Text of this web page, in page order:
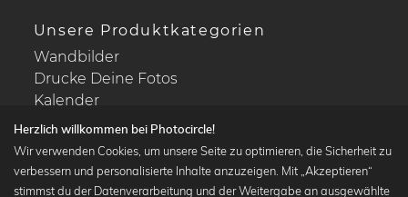
Unsere Produktkategorien
Wandbilder
Drucke Deine Fotos
Kalender
Herzlich willkommen bei Photocircle!
Wir verwenden Cookies, um unsere Seite zu optimieren, die Sicherheit zu
verbessern und personalisierte Inhalte anzuzeigen. Mit „Akzeptieren“
stimmst du der Datenverarbeitung und der Weitergabe an ausgewählte